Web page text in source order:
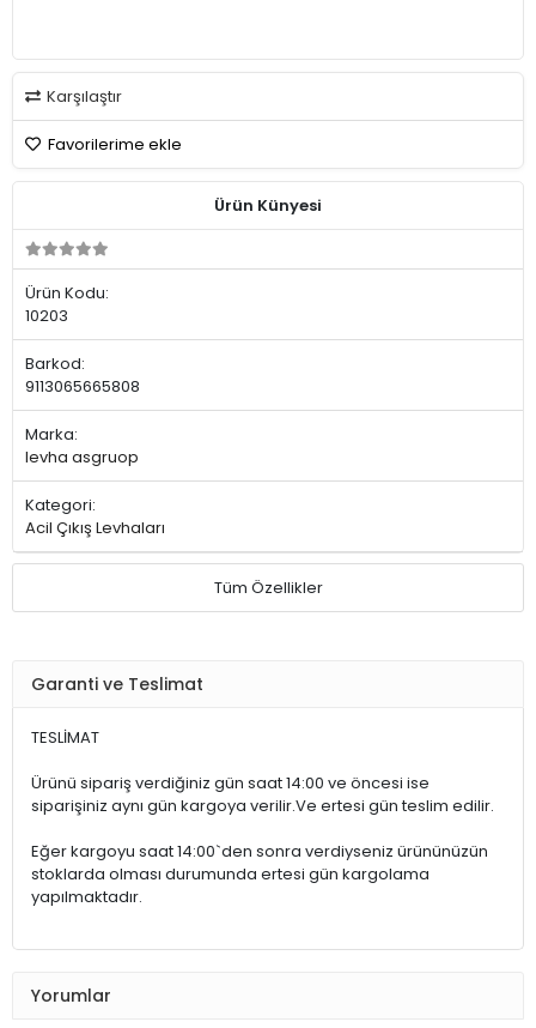
Karşılaştır
Favorilerime ekle
Ürün Künyesi
Ürün Kodu:
10203
Barkod:
9113065665808
Marka:
levha asgruop
Kategori:
Acil Çıkış Levhaları
Tüm Özellikler
Garanti ve Teslimat
TESLİMAT
Ürünü sipariş verdiğiniz gün saat 14:00 ve öncesi ise
siparişiniz aynı gün kargoya verilir.Ve ertesi gün teslim edilir.
Eğer kargoyu saat 14:00`den sonra verdiyseniz ürününüzün
stoklarda olması durumunda ertesi gün kargolama
yapılmaktadır.
Yorumlar